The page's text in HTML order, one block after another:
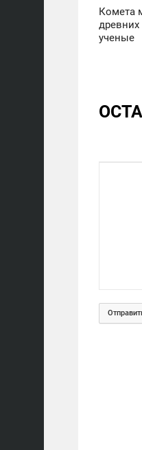
Комета
ученые